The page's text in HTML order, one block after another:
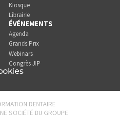
Kiosque
Librairie
ÉVÉNEMENTS
Agenda
Grands Prix
Webinars
Congrès JIP
DENTAIRE
SOCIÉTÉ DU GROUPE